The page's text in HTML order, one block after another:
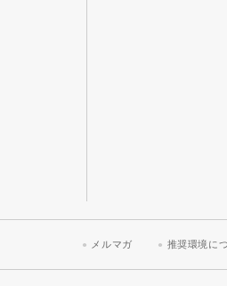
メルマガ 推奨環境に